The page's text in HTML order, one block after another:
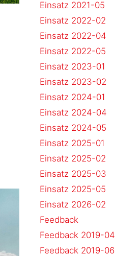
Einsatz 2021-05
Einsatz 2022-02
Einsatz 2022-04
Einsatz 2022-05
Einsatz 2023-01
Einsatz 2023-02
Einsatz 2024-01
Einsatz 2024-04
Einsatz 2024-05
Einsatz 2025-01
Einsatz 2025-02
Einsatz 2025-03
Einsatz 2025-05
Einsatz 2026-02
Feedback
Feedback 2019-04
Feedback 2019-06